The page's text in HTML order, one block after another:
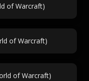
of Warcraft)
of Warcraft)
of Warcraft)